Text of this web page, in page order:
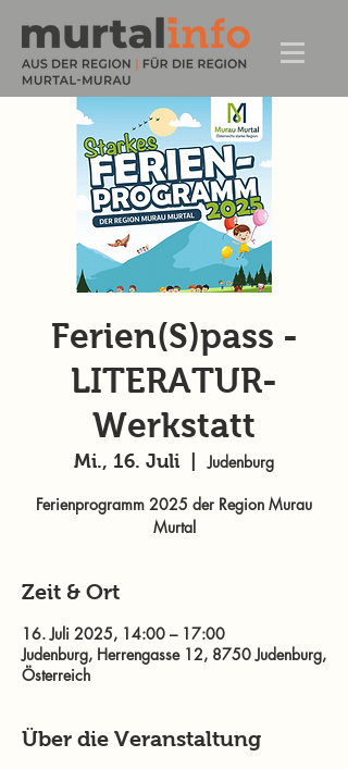
Ferien(S)pass -
LITERATUR-
Werkstatt
Mi., 16. Juli
  |
Judenburg
Ferienprogramm 2025 der Region Murau
Murtal
Zeit & Ort
16. Juli 2025, 14:00 – 17:00
Judenburg, Herrengasse 12, 8750 Judenburg,
Österreich
Über die Veranstaltung